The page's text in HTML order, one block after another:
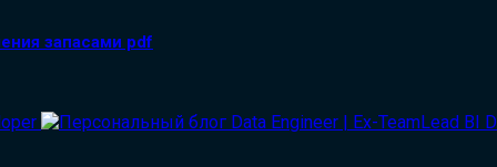
запасами pdf